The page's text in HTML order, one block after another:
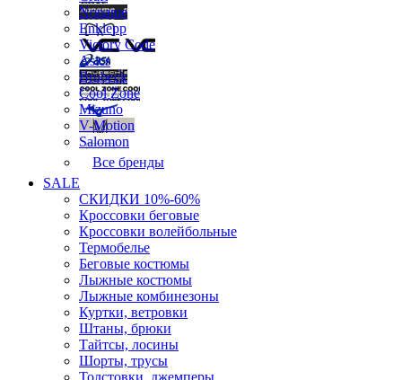
Noname
Enklepp
Victory Code
Asics
Brubeck
Cool Zone
Mizuno
V-Motion
Salomon
Все бренды
SALE
СКИДКИ 10%-60%
Кроссовки беговые
Кроссовки волейбольные
Термобелье
Беговые костюмы
Лыжные костюмы
Лыжные комбинезоны
Куртки, ветровки
Штаны, брюки
Тайтсы, лосины
Шорты, трусы
Толстовки, джемперы